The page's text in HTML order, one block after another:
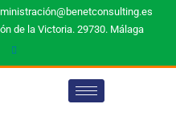
de la Victoria. 29730. Málaga